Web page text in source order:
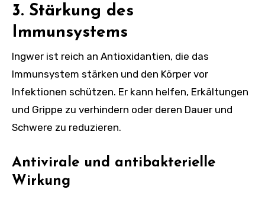
3. Stärkung des
Immunsystems
Ingwer ist reich an Antioxidantien, die das
Immunsystem stärken und den Körper vor
Infektionen schützen. Er kann helfen, Erkältungen
und Grippe zu verhindern oder deren Dauer und
Schwere zu reduzieren.
Antivirale und antibakterielle
Wirkung